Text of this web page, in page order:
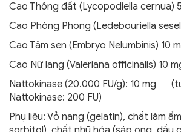
Cao Thông đất (Lycopodiella cernua)
Cao Phòng Phong (Ledebouriella
Cao Tâm sen (Embryo Nelumbinis) 10
Cao Nữ lang (Valeriana officinalis) 10
Nattokinase (20.000 FU/g): 10 mg
Nattokinase: 200 FU)
Phụ liệu: Vỏ nang (gelatin), chất làm